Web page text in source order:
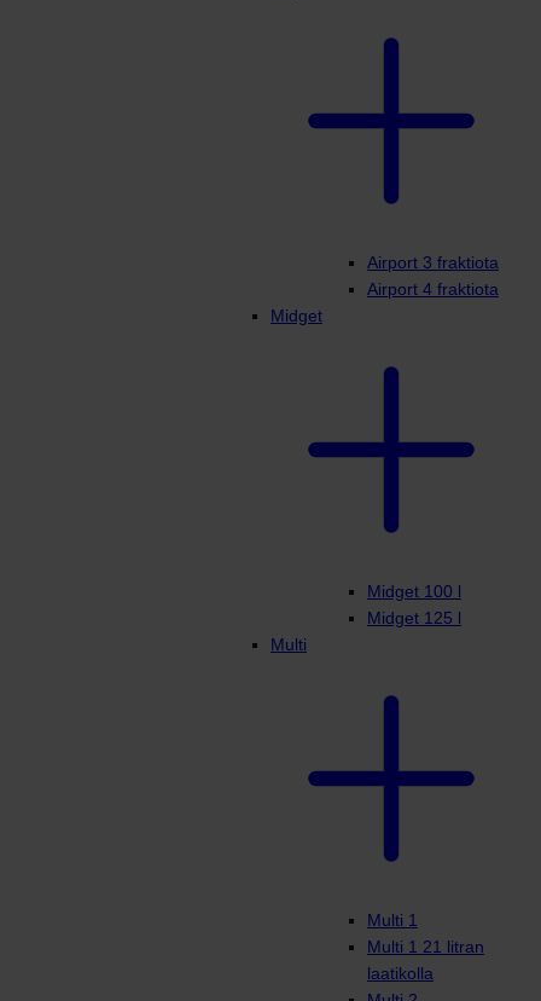
Airport 3 fraktiota
Airport 4 fraktiota
Midget
Midget 100 l
Midget 125 l
Multi
Multi 1
Multi 1 21 litran
laatikolla